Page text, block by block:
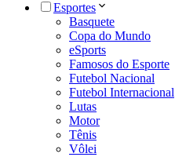
Esportes
Basquete
Copa do Mundo
eSports
Famosos do Esporte
Futebol Nacional
Futebol Internacional
Lutas
Motor
Tênis
Vôlei